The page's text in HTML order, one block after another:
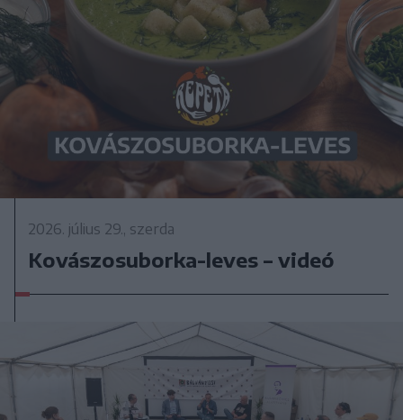
2026. július 29., szerda
Kovászosuborka-leves – videó